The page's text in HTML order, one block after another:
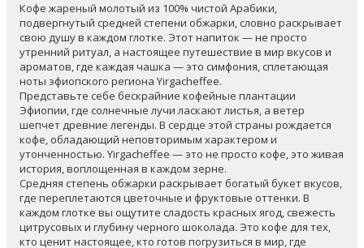
Кофе жареный молотый из 100% чистой Арабики,
подвергнутый средней степени обжарки, словно раскрывает
свою душу в каждом глотке. Этот напиток — не просто
утренний ритуал, а настоящее путешествие в мир вкусов и
ароматов, где каждая чашка — это симфония, сплетающая
ноты эфиопского региона Yirgacheffee.
Представьте себе бескрайние кофейные плантации
Эфиопии, где солнечные лучи ласкают листья, а ветер
шепчет древние легенды. В сердце этой страны рождается
кофе, обладающий неповторимым характером и
утонченностью. Yirgacheffee — это не просто кофе, это живая
история, воплощенная в каждом зерне.
Средняя степень обжарки раскрывает богатый букет вкусов,
где переплетаются цветочные и фруктовые оттенки. В
каждом глотке вы ощутите сладость красных ягод, свежесть
цитрусовых и глубину черного шоколада. Это кофе для тех,
кто ценит настоящее, кто готов погрузиться в мир, где